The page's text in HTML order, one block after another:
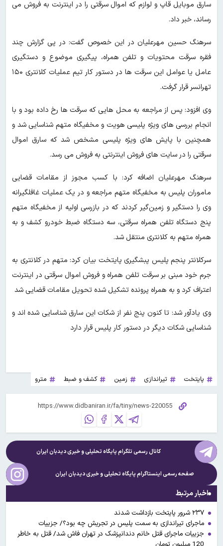
سارق موبایل قاپ و لوازم که اموال سرقتی را در اینترنت به فروش می
رساند، خبر داد.
سرهنگ حسین مهرعلیان در این خصوص گفت: در پی گزارش چند
فقره سرقت محتویات و تلفن همراه، پیگیری موضوع و دستگیری
عامل یا عوامل این سرقت ها در دستور کار تیم عملیات کلانتری ۱۵۰
تهرانسر قرار گرفت.
وی افزود: پس از مراجعه به محل هایی که سرقت ها رخ داده بود و با
انجام بررسی های ویژه پلیسی هویت و مخفیگاه متهم شناسایی شد و
همچنین با پایش های ویژه پلیسی مشخص شد که سارق اموال
سرقتی را در سایت های فروش اینترنتی به فروش می رسد.
سرهنگ مهرعلیان اضافه کرد: با کسب مجوز از مقامات قضایی
ماموران پلیس به مخفیگاه متهم مراجعه و در یک عملیات غافلگیرانه
وی را دستگیر و زمین‌گیر کردند که در بازرسی اولیه از مخفیگاه متهم
پنج دستگاه تلفن همراه سرقتی، سه دستگاه ضبط خودرو کشف و به
همراه متهم به کلانتری منتقل شد.
سرکلانتر پنجم پلیس پبشگیری پایتخت بیان کرد: متهم در کلانتری به
جرم خود مبنی بر سرقت تلفن همراه و فروش اموال سرقتی در اینترنت
اعتراف کرد و به همراه پرونده تشکیل شده تحویل مقامات قضایی شد
وی یادآور شد: تا کنون پنج نفر از شکات این سارق شناسایی شده اند و
شناسایی شکات دیگر در دستور کار پلیس قرار دارد
پایتخت تیراندازی زمین کشف و ضبط مترو
کانال رسمی تلگرام پایگاه تحلیلی و خبریدیدبان ایران
صفحه رسمی اینستاگرام پایگاه تحلیلی و خبریدیدبان ایران
اخبار مرتبط
۲۳۷ شرور پایتخت بازداشت شدند
ماجرای تیراندازی به سمت پلیس در تجریش چه بود؟/ جزییات
جزییات ماجرای قتل خانم دندانپزشک در تهران فاش شد/ قتل به خاطر